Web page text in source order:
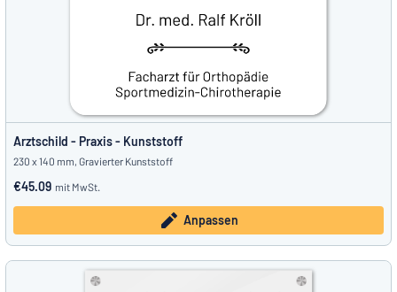
Arztschild - Praxis - Kunststoff
230 x 140 mm, Gravierter Kunststoff
€45.09 mit MwSt.
Anpassen